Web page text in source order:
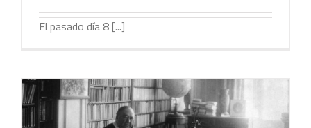
El pasado día 8 [...]